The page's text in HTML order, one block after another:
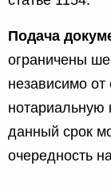
Подача
ограничены
независимо
нотариальную
данный срок
очередность